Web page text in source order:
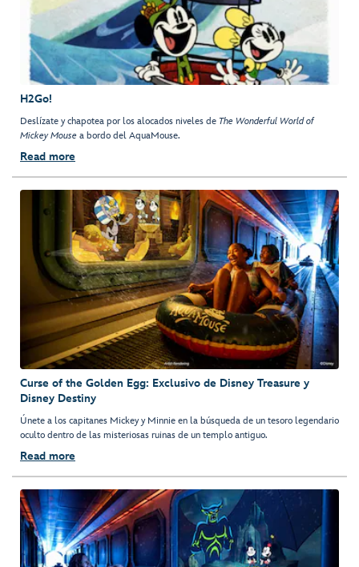
H2Go!
Deslízate y chapotea por los alocados niveles de The Wonderful World of
Mickey Mouse a bordo del AquaMouse.
Read more
Curse of the Golden Egg: Exclusivo de Disney Treasure y
Disney Destiny
Únete a los capitanes Mickey y Minnie en la búsqueda de un tesoro legendario
oculto dentro de las misteriosas ruinas de un templo antiguo.
Read more